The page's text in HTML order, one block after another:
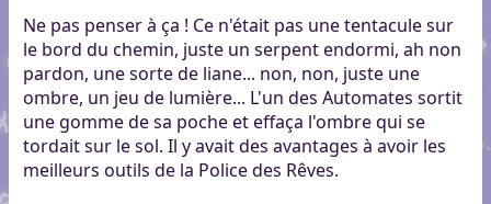
Ne pas penser à ça ! Ce n'était pas une tentacule sur
le bord du chemin, juste un serpent endormi, ah non
pardon, une sorte de liane... non, non, juste une
ombre, un jeu de lumière... L'un des Automates sortit
une gomme de sa poche et effaça l'ombre qui se
tordait sur le sol. Il y avait des avantages à avoir les
meilleurs outils de la Police des Rêves.